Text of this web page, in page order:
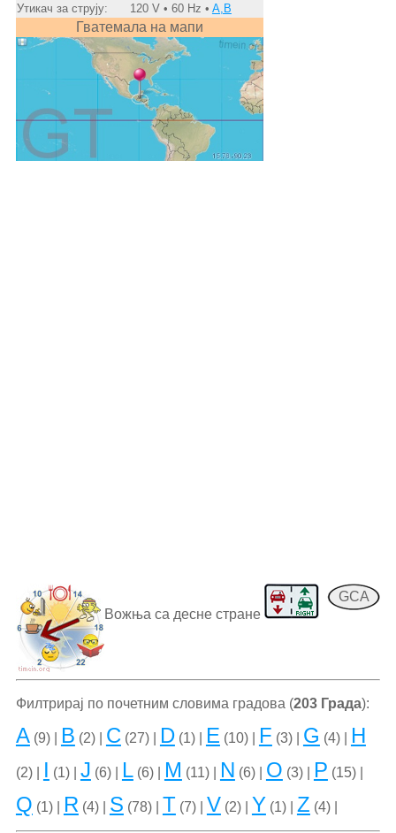
Утикач за струју:
120 V • 60 Hz • A,B
Гватемала на мапи
GCA
Вожња са десне стране
Филтрирај по почетним словима градова (203 Града):
A(9) | B (2) | C (27) | D(1) | E (10) | F (3) | G (4) | H
(2) | I (1) | J (6) | L(6) | M (11) | N (6) | O (3) | P (15) |
Q (1) | R (4) | S (78) | T (7) | V (2) | Y (1) | Z (4) |